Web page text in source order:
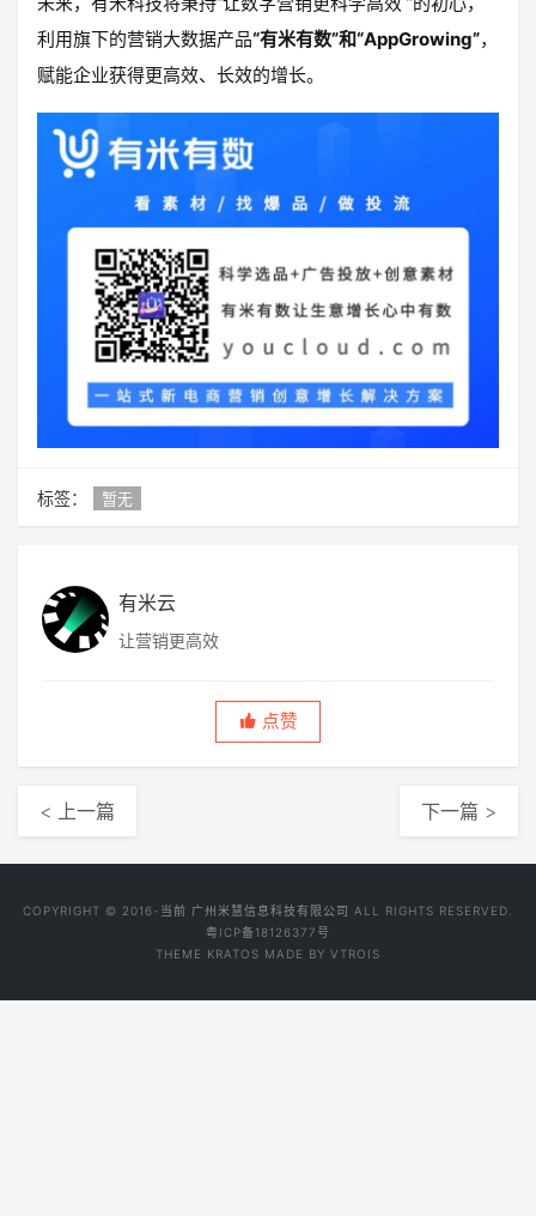
利用旗下的营销大数据产品“有米有数”和“AppGrowing”，
赋能企业获得更高效、长效的增长。
标签： 暂无
有米云
让营销更高效
点赞
< 上一篇 下一篇 >
COPYRIGHT © 2016-当前 广州米慧信息科技有限公司 ALL RIGHTS RESERVED.
粤ICP备18126377号
THEME KRATOS MADE BY VTROIS